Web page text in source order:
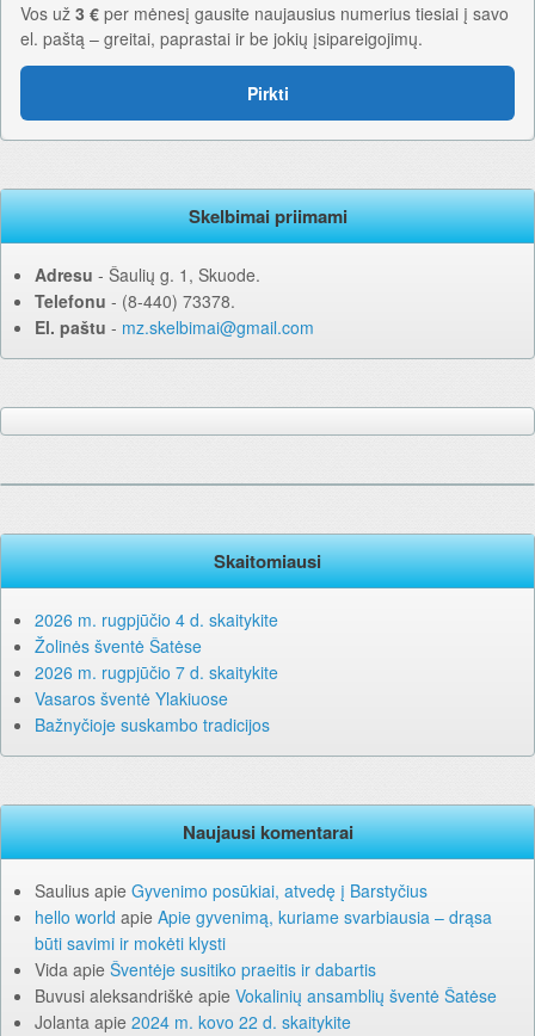
Vos už 3 € per mėnesį gausite naujausius numerius tiesiai į savo
el. paštą – greitai, paprastai ir be jokių įsipareigojimų.
Pirkti
Skelbimai priimami
Adresu ‐ Šaulių g. 1, Skuode.
Telefonu ‐ (8-440) 73378.
El. paštu ‐ mz.skelbimai@gmail.com
Skaitomiausi
2026 m. rugpjūčio 4 d. skaitykite
Žolinės šventė Šatėse
2026 m. rugpjūčio 7 d. skaitykite
Vasaros šventė Ylakiuose
Bažnyčioje suskambo tradicijos
Naujausi komentarai
Saulius apie Gyvenimo posūkiai, atvedę į Barstyčius
hello world apie Apie gyvenimą, kuriame svarbiausia – drąsa
būti savimi ir mokėti klysti
Vida apie Šventėje susitiko praeitis ir dabartis
Buvusi aleksandriškė apie Vokalinių ansamblių šventė Šatėse
Jolanta apie 2024 m. kovo 22 d. skaitykite